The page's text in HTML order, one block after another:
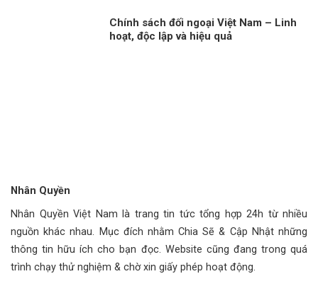
Chính sách đối ngoại Việt Nam – Linh
hoạt, độc lập và hiệu quả
Nhân Quyền
Nhân Quyền Việt Nam là trang tin tức tổng hợp 24h từ nhiều
nguồn khác nhau. Mục đích nhằm Chia Sẽ & Cập Nhật những
thông tin hữu ích cho bạn đọc. Website cũng đang trong quá
trình chạy thử nghiệm & chờ xin giấy phép hoạt động.